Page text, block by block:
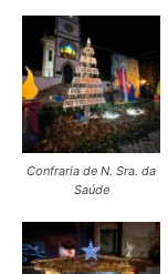
Confraria de N. Sra. da
Saúde